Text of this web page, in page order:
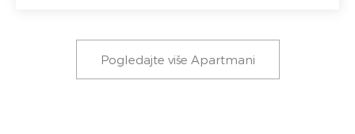
Pogledajte više Apartmani